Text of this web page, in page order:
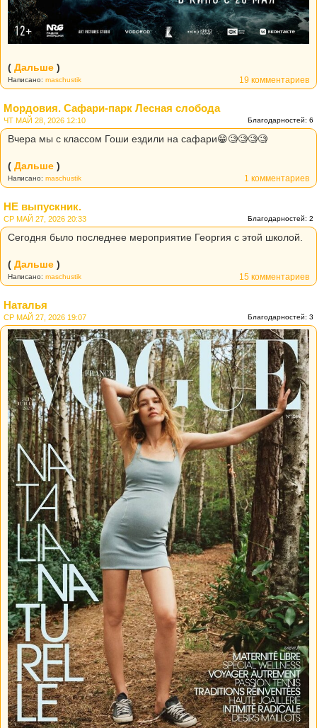
( Дальше )
19 комментариев
Написано: maschustik
Мордовия. Сафари-парк Лесная слобода
Благодарностей: 6
ЧТ МАЙ 28, 2026 12:10
Вчера мы с классом Гоши ездили на сафари😁🧐🧐🧐🧐
( Дальше )
1 комментариев
Написано: maschustik
НЕ выпускник.
Благодарностей: 2
СР МАЙ 27, 2026 20:33
Сегодня было последнее мероприятие Георгия с этой школой.
( Дальше )
15 комментариев
Написано: maschustik
Наталья
Благодарностей: 3
СР МАЙ 27, 2026 19:07